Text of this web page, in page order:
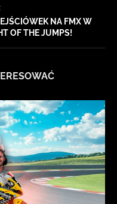
NA FMX W
OF THE JUMPS!